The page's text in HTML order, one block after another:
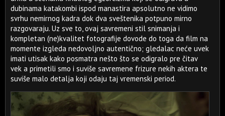
dubinama katakombi ispod manastira apsolutno ne vidimo
svrhu nemirnog kadra dok dva sveštenika potpuno mirno
razgovaraju. Uz sve to, ovaj savremeni stil snimanja i
kompletan (ne)kvalitet fotografije dovode do toga da film na
momente izgleda nedovoljno autentično; gledalac neće uvek
imati utisak kako posmatra nešto što se odigralo pre čitav
vek a primetili smo i suviše savremene frizure nekih aktera te
suviše malo detalja koji odaju taj vremenski period.